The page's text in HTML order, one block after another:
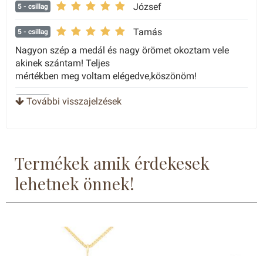
5 - csillag József
5 - csillag
Tamás
Nagyon szép a medál és nagy örömet okoztam vele
akinek szántam! Teljes
mértékben meg voltam elégedve,köszönöm!
5- csillag
További visszajelzések
Termékek amik érdekesek
lehetnek önnek!